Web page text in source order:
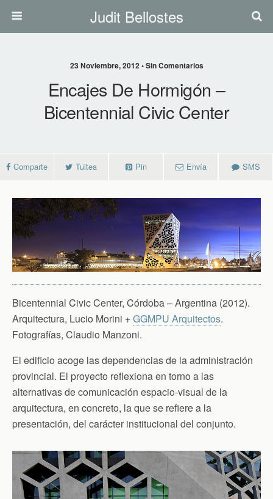
Judit Bellostes
23 Noviembre, 2012 • Sin Comentarios
Encajes De Hormigón –
Bicentennial Civic Center
Comparte Tuitea Pin Envía SMS
Bicentennial Civic Center, Córdoba – Argentina (2012).
Arquitectura, Lucio Morini +GGMPU Arquitectos.
Fotografías, Claudio Manzoni.
El edificio acoge las dependencias de la administración
provincial. El proyecto reflexiona en torno a las
alternativas de comunicación espacio-visual de la
arquitectura, en concreto, la que se refiere a la
presentación, del carácter institucional del conjunto.